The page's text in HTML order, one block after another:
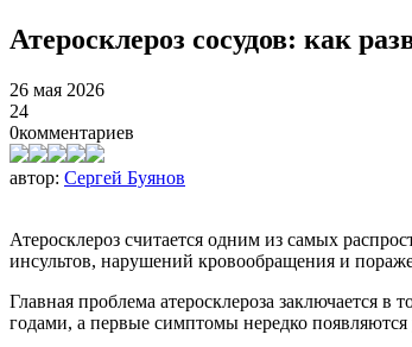
Атеросклероз сосудов: как
26 мая 2026
24
0комментариев
автор: Сергей Буянов
Атеросклероз считается одним из самых
инсультов, нарушений кровообращения и
Главная проблема атеросклероза заключается
годами, а первые симптомы нередко